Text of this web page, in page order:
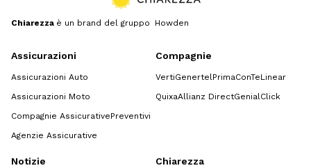
Chiarezza è un brand del gruppo Howden
Assicurazioni
Assicurazioni Auto
Assicurazioni Moto
Compagnie AssicurativePreventivi
Agenzie Assicurative
Compagnie
VertiGenertel PrimaConTeLinear
QuixaAllianz DirectGenialClick
Notizie Chiarezza